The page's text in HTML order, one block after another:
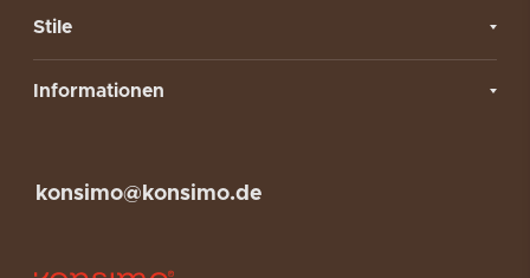
Stile
Informationen
konsimo@konsimo.de